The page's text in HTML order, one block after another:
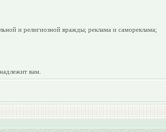
и религиозной вражды; реклама и самореклама;
вам.